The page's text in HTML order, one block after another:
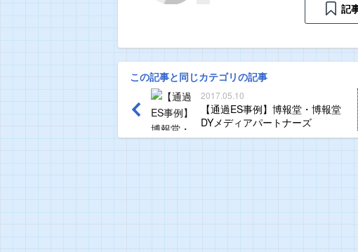
記
この記事と同じカテゴリの記事
2017.05.10
【通過ES事例】博報堂・博報堂
DYメディアパートナーズ